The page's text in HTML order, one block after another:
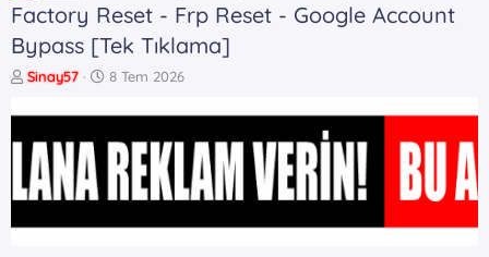
Factory Reset - Frp Reset - Google Account
Bypass [Tek Tıklama]
K
n
u
y
u
a
Sinay57
B
ş
ç
8 Tem 2026